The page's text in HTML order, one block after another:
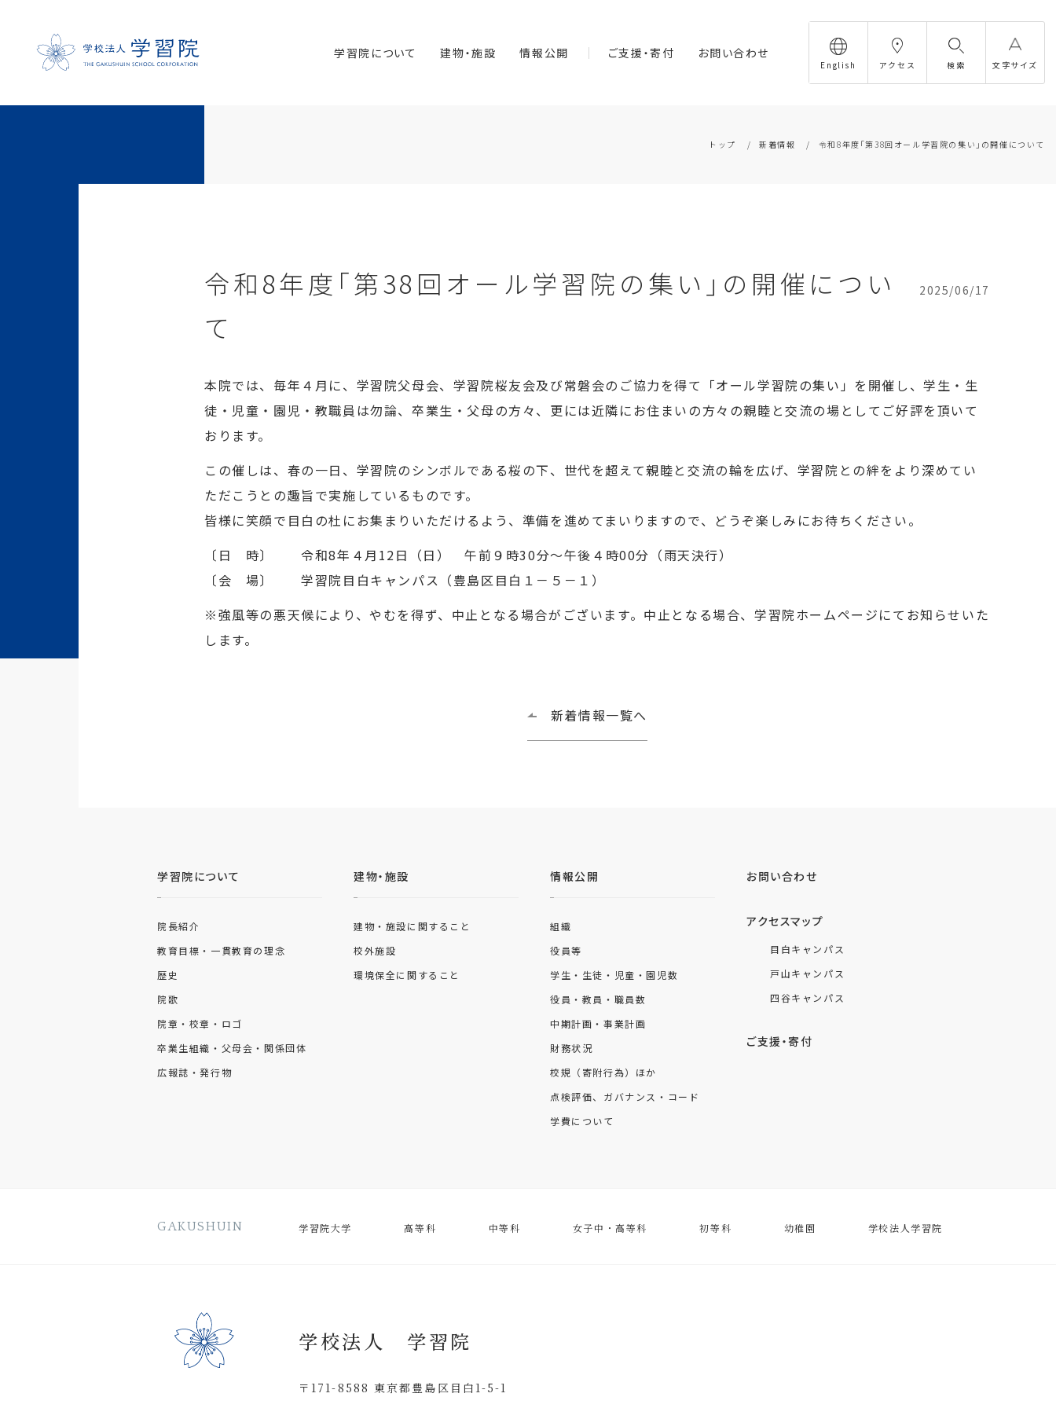
学習院について 建物・施設 情報公開 ご支援・寄付 お問い合わせ
English アクセス 検索 文字サイズ
トップ 新着情報 令和8年度｢第38回オール学習院の集い｣の開催について
令和8年度｢第38回オール学習院の集い｣の開催につい
て
2025/06/17
本院では、毎年４月に、学習院父母会、学習院桜友会及び常磐会のご協力を得て「オール学習院の集い」を開催し、学生・生
徒・児童・園児・教職員は勿論、卒業生・父母の方々、更には近隣にお住まいの方々の親睦と交流の場としてご好評を頂いて
おります。
この催しは、春の一日、学習院のシンボルである桜の下、世代を超えて親睦と交流の輪を広げ、学習院との絆をより深めてい
ただこうとの趣旨で実施しているものです。
皆様に笑顔で目白の杜にお集まりいただけるよう、準備を進めてまいりますので、どうぞ楽しみにお待ちください。
〔日 時〕 令和8年４月12日（日） 午前９時30分～午後４時00分（雨天決行）
〔会 場〕 学習院目白キャンパス（豊島区目白１－５－１）
※強風等の悪天候により、やむを得ず、中止となる場合がございます。中止となる場合、学習院ホームページにてお知らせいた
します。
新着情報一覧へ
学習院について
院長紹介
教育目標・一貫教育の理念
歴史
院歌
院章・校章・ロゴ
卒業生組織・父母会・関係団体
広報誌・発行物
建物・施設
建物・施設に関すること
校外施設
環境保全に関すること
情報公開
組織
役員等
学生・生徒・児童・園児数
役員・教員・職員数
中期計画・事業計画
財務状況
校規（寄附行為）ほか
点検評価、ガバナンス・コード
学費について
お問い合わせ
アクセスマップ
目白キャンパス
戸山キャンパス
四谷キャンパス
ご支援・寄付
GAKUSHUIN 学習院大学 高等科 中等科 女子中・高等科 初等科 幼稚園 学校法人学習院
学校法人 学習院
〒171-8588 東京都豊島区目白1-5-1